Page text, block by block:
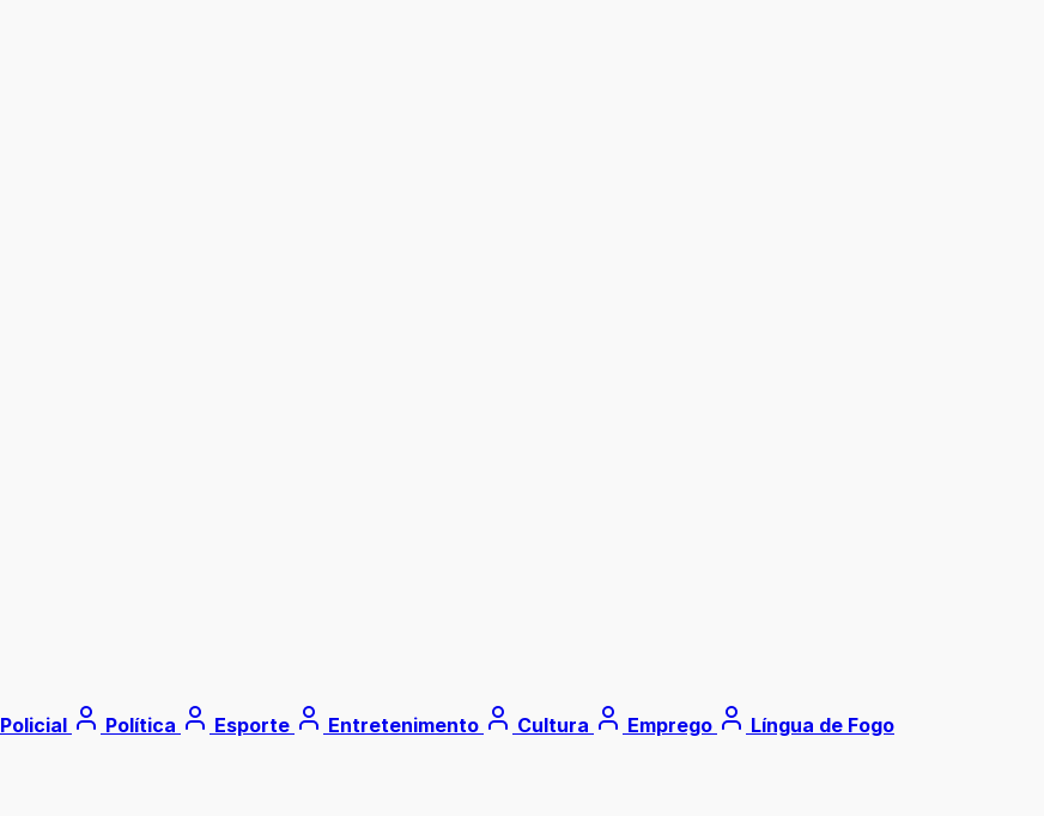
Policial Política Esporte Entretenimento Cultura Emprego Língua de Fogo